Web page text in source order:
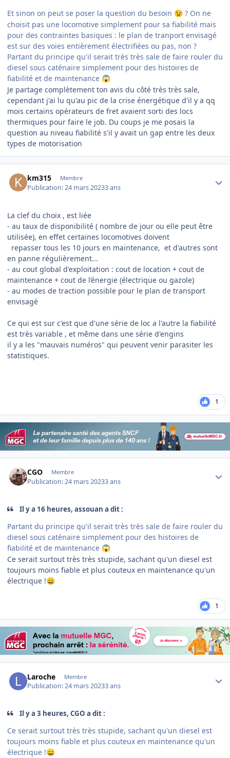
Et sinon on peut se poser la question du besoin 😉 ? On ne
choisit pas une locomotive simplement pour sa fiabilité mais
pour des contraintes basiques : le plan de tranport envisagé
est sur des voies entièrement électrifiées ou pas, non ?
Partant du principe qu'il serait très très sale de faire rouler du
diesel sous caténaire simplement pour des histoires de
fiabilité et de maintenance 😱
Je partage complètement ton avis du côté très très sale,
cependant j'ai lu qu'au pic de la crise énergétique d'il y a qq
mois certains opérateurs de fret avaient sorti des locs
thermiques pour faire le job. Du coups je me posais la
question au niveau fiabilité s'il y avait un gap entre les deux
types de motorisation
km315 Membre
Publication:24 mars 20233 ans
La clef du choix , est liée
- au taux de disponibilité ( nombre de jour ou elle peut être
utilisée), en effet certaines locomotives doivent
repasser tous les 10 jours en maintenance, et d'autres sont
en panne régulièrement...
- au cout global d'exploitation : cout de location + cout de
maintenance + cout de l’énergie (électrique ou gazole)
- au modes de traction possible pour le plan de transport
envisagé
Ce qui est sur c'est que d'une série de loc a l'autre la fiabilité
est très variable , et même dans une série d'engins
il y a les "mauvais numéros" qui peuvent venir parasiter les
statistiques.
1
CGO Membre
Publication:24 mars 20233 ans
Il y a 16 heures, assouan a dit :
Partant du principe qu'il serait très très sale de faire rouler du
diesel sous caténaire simplement pour des histoires de
fiabilité et de maintenance 😱
Ce serait surtout très très stupide, sachant qu'un diesel est
toujours moins fiable et plus couteux en maintenance qu'un
électrique !😄
1
Laroche Membre
Publication:24 mars 20233 ans
Il y a 3 heures, CGO a dit :
Ce serait surtout très très stupide, sachant qu'un diesel est
toujours moins fiable et plus couteux en maintenance qu'un
électrique !😄